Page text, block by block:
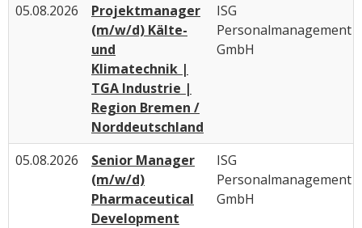
05.08.2026
Projektmanager
(m/w/d) Kälte-
und
Klimatechnik |
TGA Industrie |
Region Bremen /
Norddeutschland
ISG
Personalmanagement
GmbH
05.08.2026
Senior Manager
(m/w/d)
Pharmaceutical
Development
ISG
Personalmanagement
GmbH